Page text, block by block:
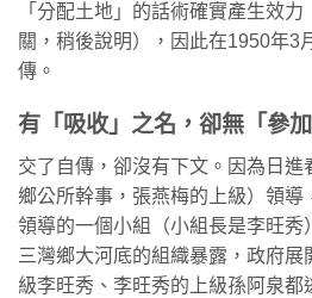
「分配土地」的話術確實產生效
關，稍後說明），因此在1950年3
傳。
有「吸收」之名，卻無「參
交了自傳，卻沒有下文。因為日
鄉公所幹事，張燕梅的上級）領導
領導的一個小組（小組長是李旺秀
三灣鄉大河底的組織暴露，政府展
級李旺秀、李旺秀的上級孫阿泉都